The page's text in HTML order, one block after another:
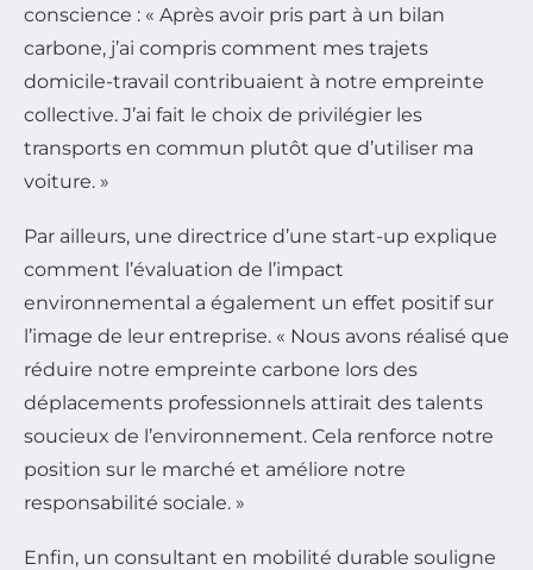
conscience : « Après avoir pris part à un bilan
carbone, j’ai compris comment mes trajets
domicile-travail contribuaient à notre empreinte
collective. J’ai fait le choix de privilégier les
transports en commun plutôt que d’utiliser ma
voiture. »
Par ailleurs, une directrice d’une start-up explique
comment l’évaluation de l’impact
environnemental a également un effet positif sur
l’image de leur entreprise. « Nous avons réalisé que
réduire notre empreinte carbone lors des
déplacements professionnels attirait des talents
soucieux de l’environnement. Cela renforce notre
position sur le marché et améliore notre
responsabilité sociale. »
Enfin, un consultant en mobilité durable souligne